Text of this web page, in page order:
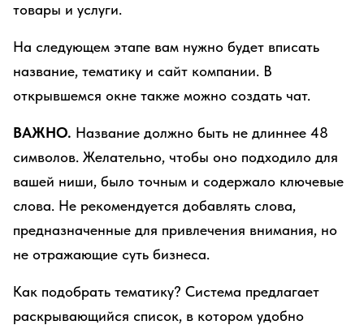
товары и услуги.
На следующем этапе вам нужно будет вписать
название, тематику и сайт компании. В
открывшемся окне также можно создать чат.
ВАЖНО. Название должно быть не длиннее 48
символов. Желательно, чтобы оно подходило для
вашей ниши, было точным и содержало ключевые
слова. Не рекомендуется добавлять слова,
предназначенные для привлечения внимания, но
не отражающие суть бизнеса.
Как подобрать тематику? Система предлагает
раскрывающийся список, в котором удобно